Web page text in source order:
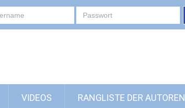
VIDEOS RANGLISTE DER AUTOREN